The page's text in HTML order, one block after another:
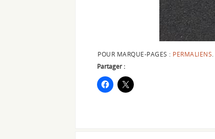
POUR MARQUE-PAGES : PERMALIENS
Partager :